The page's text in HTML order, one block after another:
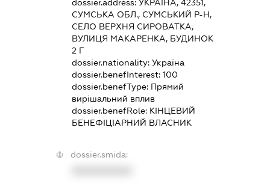
dossier.address:УКРАЇНА, 42351,
СУМСЬКА ОБЛ., СУМСЬКИЙ Р-Н,
СЕЛО ВЕРХНЯ СИРОВАТКА,
ВУЛИЦЯ МАКАРЕНКА, БУДИНОК
2 Г
dossier.nationality:Україна
dossier.benefInterest:100
dossier.benefType: Прямий
вирішальний вплив
dossier.benefRole: КІНЦЕВИЙ
БЕНЕФІЦІАРНИЙ ВЛАСНИК
dossier.smida: